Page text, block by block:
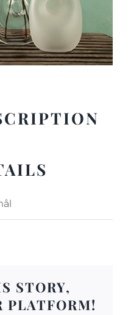
STORY,
PLATFORM!